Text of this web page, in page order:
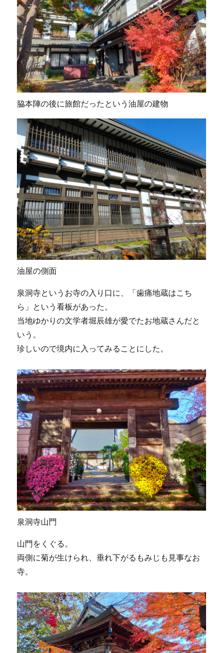
脇本陣の後に旅館だったという油屋の建物
油屋の側面
泉洞寺というお寺の入り口に、「歯痛地蔵はこち
ら」という看板があった。
当地ゆかりの文学者堀辰雄が愛でたお地蔵さんだと
いう。
珍しいので境内に入ってみることにした。
泉洞寺山門
山門をくぐる。
両側に菊が生けられ、垂れ下がるもみじも見事なお
寺。